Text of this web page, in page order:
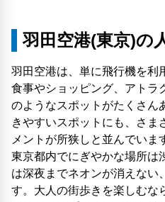
羽田空港(東京)の
羽田空港は、単に飛行機を利
食事やショッピング、アトラ
のようなスポットがたくさん
きやすいスポットにも、さま
メントが所狭しと並んでいま
東京都内でにぎやかな場所は
は深夜までネオンが消えない
す。大人の街歩きを楽しむな